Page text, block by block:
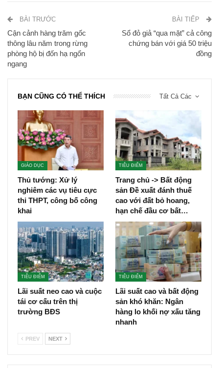
BÀI TRƯỚC
Cận cảnh hàng trăm gốc
thông lâu năm trong rừng
phòng hộ bị đốn hạ ngổn
ngang
BÀI TIẾP
Sổ đỏ giả “qua mặt” cả công
chứng bán với giá 50 triệu
đồng
Tất Cả Các
BẠN CŨNG CÓ THỂ THÍCH
GIÁO DỤC
Thủ tướng: Xử lý
nghiêm các vụ tiêu cực
thi THPT, công bố công
khai
TIÊU ĐIỂM
Trang chủ -> Bất động
sản Đề xuất đánh thuế
cao với đất bỏ hoang,
hạn chế đầu cơ bất…
TIÊU ĐIỂM
Lãi suất neo cao và cuộc
tái cơ cấu trên thị
trường BĐS
TIÊU ĐIỂM
Lãi suất cao và bất động
sản khó khăn: Ngân
hàng lo khối nợ xấu tăng
nhanh
PREV NEXT